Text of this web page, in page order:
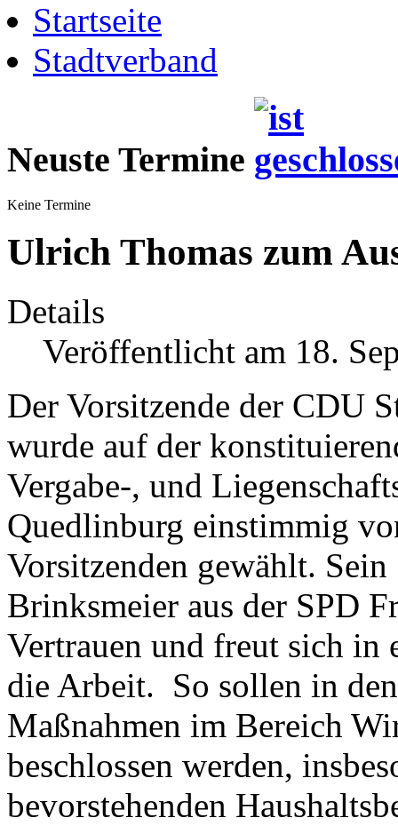
Startseite
Stadtverband
Neuste Termine
Keine Termine
Ulrich Thomas zum
Details
Veröffentlicht am 18.
Der Vorsitzende der CDU
wurde auf der
Vergabe-, und
Quedlinburg einstimmig
Vorsitzenden gewählt.
Brinksmeier aus der SPD
Vertrauen und freut sich in
die Arbeit. So sollen in
Maßnahmen im Bereich
beschlossen werden,
bevorstehenden